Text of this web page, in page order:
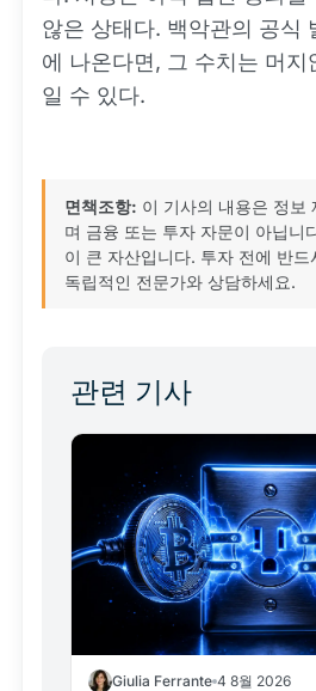
않은 상태다. 백악관의 공식
에 나온다면, 그 수치는 머지
일 수 있다.
면책조항: 이 기사의 내용은 정보
며 금융 또는 투자 자문이 아닙니
이 큰 자산입니다. 투자 전에 반드
독립적인 전문가와 상담하세요.
관련 기사
Giulia Ferrante 4 8월 2026